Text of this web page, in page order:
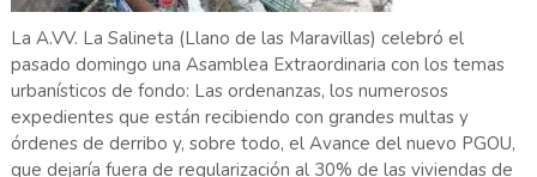
La A.VV. La Salineta (Llano de las Maravillas) celebró el
pasado domingo una Asamblea Extraordinaria con los temas
urbanísticos de fondo: Las ordenanzas, los numerosos
expedientes que están recibiendo con grandes multas y
órdenes de derribo y, sobre todo, el Avance del nuevo PGOU,
que dejaría fuera de regularización al 30% de las viviendas de